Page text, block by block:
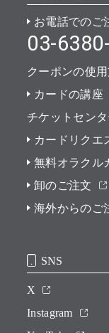
お電話でのご
03-
クーポンの使
カードの講座
チケットセンタ
カードリクエ
無料オラクル
卸のご注文
海外からのご
SNS
X
Instagram